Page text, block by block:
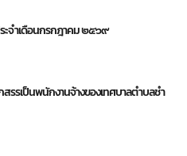
ะจำเดือนกรกฎาคม ๒๕๖๙
รรเป็นพนักงานจ้างของเทศบาลตำบลชำ